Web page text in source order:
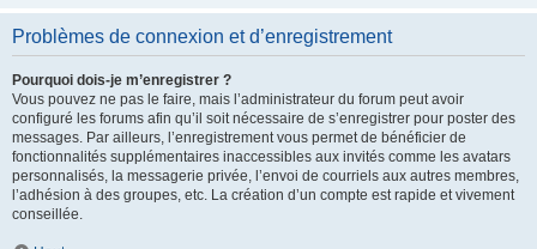
Problèmes de connexion et d’enregistrement
Pourquoi dois-je m’enregistrer ?
Vous pouvez ne pas le faire, mais l’administrateur du forum peut avoir
configuré les forums afin qu’il soit nécessaire de s’enregistrer pour poster des
messages. Par ailleurs, l’enregistrement vous permet de bénéficier de
fonctionnalités supplémentaires inaccessibles aux invités comme les avatars
personnalisés, la messagerie privée, l’envoi de courriels aux autres membres,
l’adhésion à des groupes, etc. La création d’un compte est rapide et vivement
conseillée.